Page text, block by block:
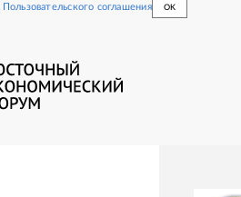
Пользовательского соглашения OK